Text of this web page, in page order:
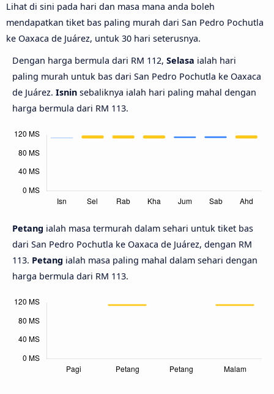
Lihat di sini pada hari dan masa mana anda boleh
mendapatkan tiket bas paling murah dari San Pedro Pochutla
ke Oaxaca de Juárez, untuk 30 hari seterusnya.
Dengan harga bermula dari RM 112, Selasa ialah hari
paling murah untuk bas dari San Pedro Pochutla ke Oaxaca
de Juárez. Isnin sebaliknya ialah hari paling mahal dengan
harga bermula dari RM 113.
Petang ialah masa termurah dalam sehari untuk tiket bas
dari San Pedro Pochutla ke Oaxaca de Juárez, dengan RM
113. Petang ialah masa paling mahal dalam sehari dengan
harga bermula dari RM 113.